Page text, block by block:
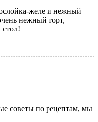
желе и нежный
нежный торт,
стол!
советы по рецептам, мы